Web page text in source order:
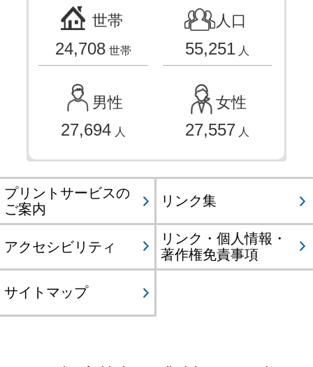
世帯
24,708 世帯
人口
55,251 人
男性
27,694 人
女性
27,557 人
プリントサービスの
ご案内
リンク集
アクセシビリティ
リンク・個人情報・
著作権免責事項
サイトマップ